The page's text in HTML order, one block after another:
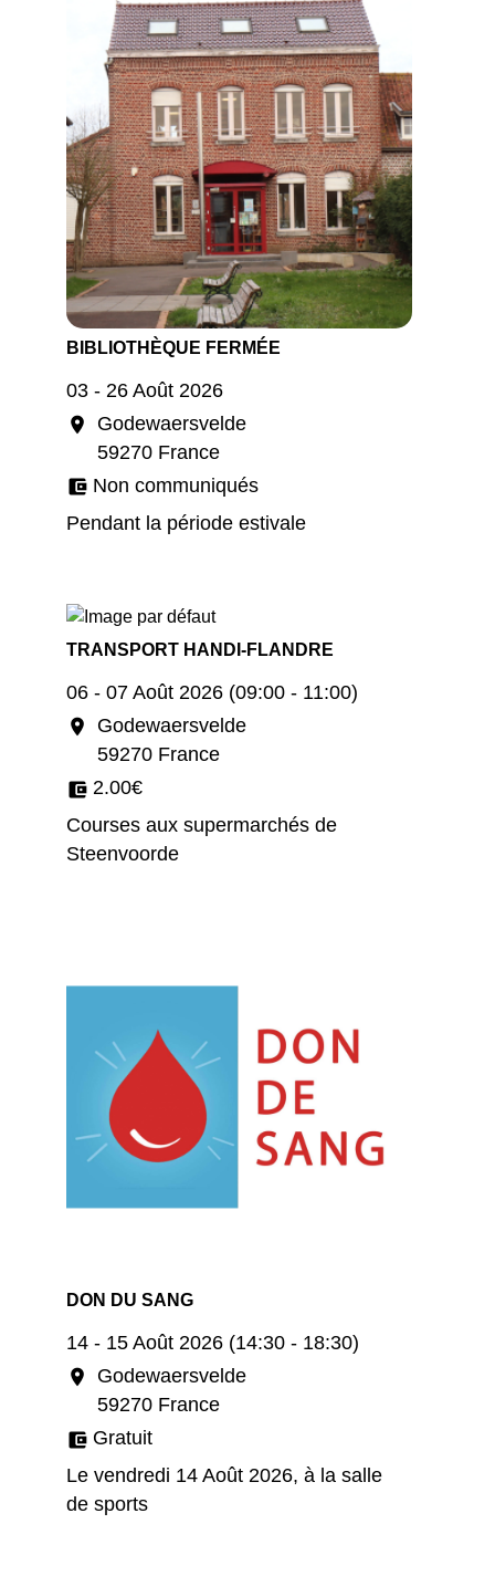
BIBLIOTHÈQUE FERMÉE
03 - 26 Août 2026
location_on
Godewaersvelde
59270 France
account_balance_wallet Non communiqués
Pendant la période estivale
TRANSPORT HANDI-FLANDRE
06 - 07 Août 2026 (09:00 - 11:00)
location_on
Godewaersvelde
59270 France
account_balance_wallet 2.00€
Courses aux supermarchés de
Steenvoorde
DON DU SANG
14 - 15 Août 2026 (14:30 - 18:30)
location_on
Godewaersvelde
59270 France
account_balance_wallet Gratuit
Le vendredi 14 Août 2026, à la salle
de sports